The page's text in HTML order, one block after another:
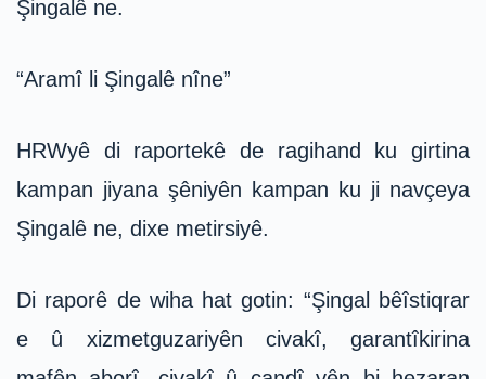
Şingalê ne.
“Aramî li Şingalê nîne”
HRWyê di raportekê de ragihand ku girtina
kampan jiyana şêniyên kampan ku ji navçeya
Şingalê ne, dixe metirsiyê.
Di raporê de wiha hat gotin: “Şingal bêîstiqrar
e û xizmetguzariyên civakî, garantîkirina